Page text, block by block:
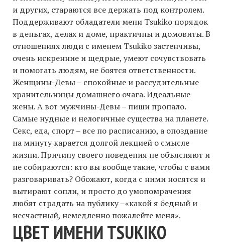
и других, стараются все держать под контролем.
Поддерживают обладатели мени Tsukiko порядок
в деньгах, делах и доме, практичны и домовиты. В
отношениях люди с именем Tsukiko застенчивы,
очень искренние и щедрые, умеют сочувствовать
и помогать людям, не боятся ответственности.
Женщины-Девы – спокойные и рассудительные
хранительницы домашнего очага. Идеальные
жены. А вот мужчины-Девы – пиши пропало.
Самые нудные и нелогичные существа на планете.
Секс, еда, спорт – все по расписанию, а опоздание
на минуту карается долгой лекцией о смысле
жизни. Причину своего поведения не объясняют и
не собираются: кто вы вообще такие, чтобы с вами
разговаривать? Обожают, когда с ними носятся и
вытирают сопли, и просто до умопомрачения
любят страдать на публику –«какой я бедный и
несчастный, немедленно пожалейте меня».
ЦВЕТ ИМЕНИ TSUKIKO